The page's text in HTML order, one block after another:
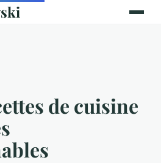
de cuisine